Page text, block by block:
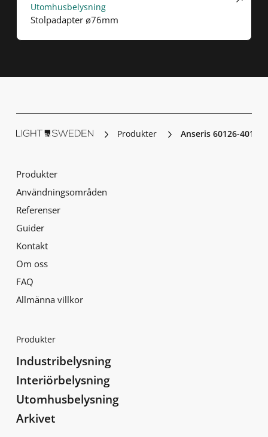
Utomhusbelysning
Stolpadapter ø76mm
Produkter Anseris 60126-401
Produkter
Användningsområden
Referenser
Guider
Kontakt
Om oss
FAQ
Allmänna villkor
Produkter
Industribelysning
Interiörbelysning
Utomhusbelysning
Arkivet